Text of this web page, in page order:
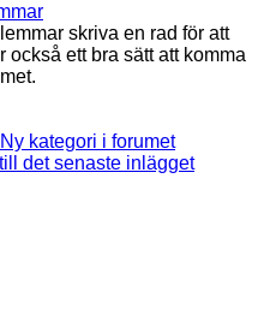
skriva en rad för att
också ett bra sätt att komma
kategori i forumet
det senaste inlägget